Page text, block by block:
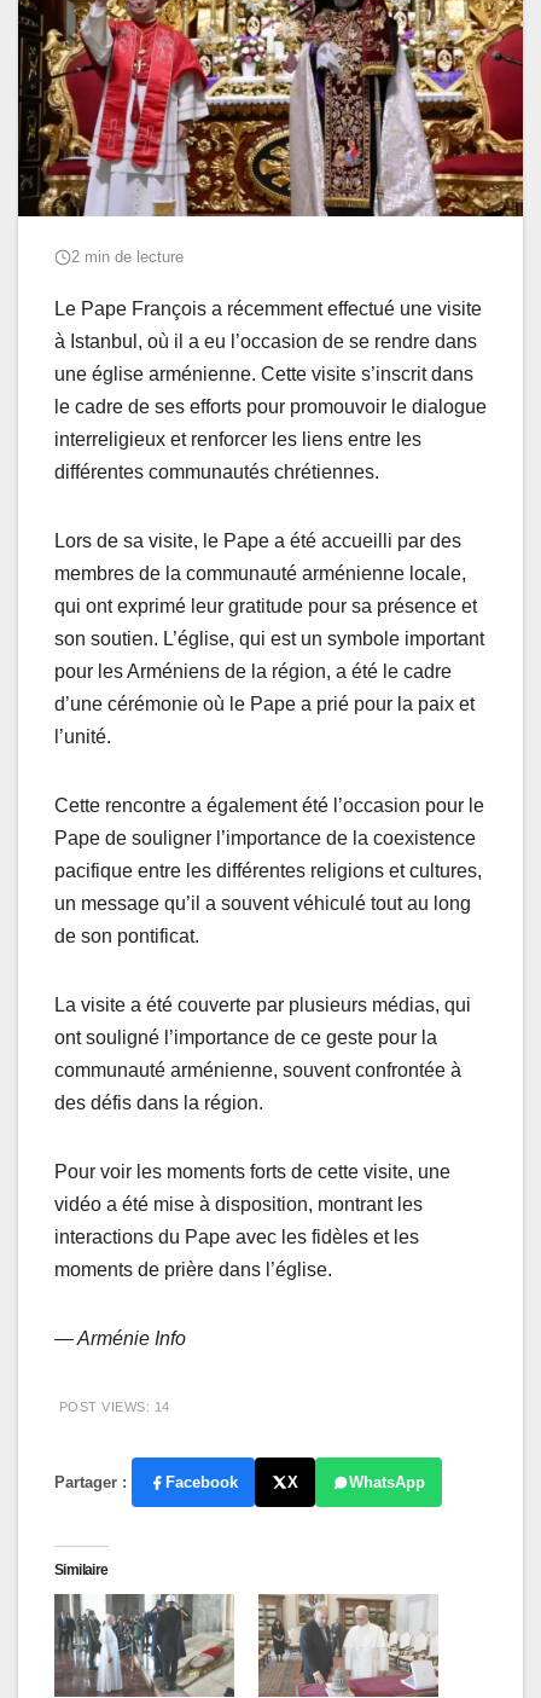
2 min de lecture
Le Pape François a récemment effectué une visite
à Istanbul, où il a eu l’occasion de se rendre dans
une église arménienne. Cette visite s’inscrit dans
le cadre de ses efforts pour promouvoir le dialogue
interreligieux et renforcer les liens entre les
différentes communautés chrétiennes.
Lors de sa visite, le Pape a été accueilli par des
membres de la communauté arménienne locale,
qui ont exprimé leur gratitude pour sa présence et
son soutien. L’église, qui est un symbole important
pour les Arméniens de la région, a été le cadre
d’une cérémonie où le Pape a prié pour la paix et
l’unité.
Cette rencontre a également été l’occasion pour le
Pape de souligner l’importance de la coexistence
pacifique entre les différentes religions et cultures,
un message qu’il a souvent véhiculé tout au long
de son pontificat.
La visite a été couverte par plusieurs médias, qui
ont souligné l’importance de ce geste pour la
communauté arménienne, souvent confrontée à
des défis dans la région.
Pour voir les moments forts de cette visite, une
vidéo a été mise à disposition, montrant les
interactions du Pape avec les fidèles et les
moments de prière dans l’église.
— Arménie Info
POST VIEWS: 14
Partager : Facebook X WhatsApp
Similaire